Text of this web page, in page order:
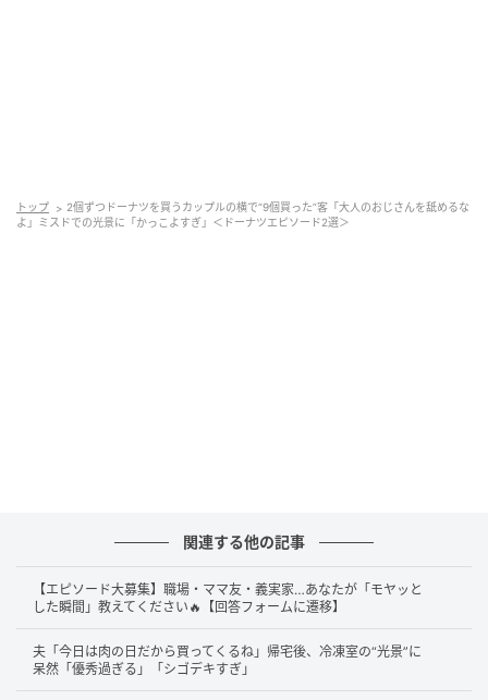
出典：赤髪おじさんたなか（@tanakadesuga55）さん
投稿者さんがミスドの列で耳にしたのは、ドーナツ2個
トップ
2個ずつドーナツを買うカップルの横で“9個買った”客「大人のおじさんを舐めるな
よ」ミスドでの光景に「かっこよすぎ」＜ドーナツエピソード2選＞
関連する他の記事
【エピソード大募集】職場・ママ友・義実家…あなたが「モヤッと
した瞬間」教えてください🔥【回答フォームに遷移】
夫「今日は肉の日だから買ってくるね」帰宅後、冷凍室の“光景”に
呆然「優秀過ぎる」「シゴデキすぎ」